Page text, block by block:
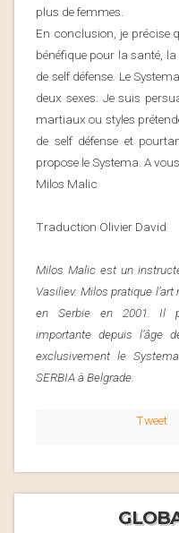
plus de femmes.
En conclusion, je précise
bénéfique pour la santé,
de self défense. Le
deux sexes. Je suis
martiaux ou styles
de self défense et
propose le Systema. A vous
Milos Malic
Traduction Olivier David
Milos Malic est un
Vasiliev. Milos pratique
en Serbie en 2001. Il
importante depuis l’âge
exclusivement le
SERBIA à Belgrade.
Tweet